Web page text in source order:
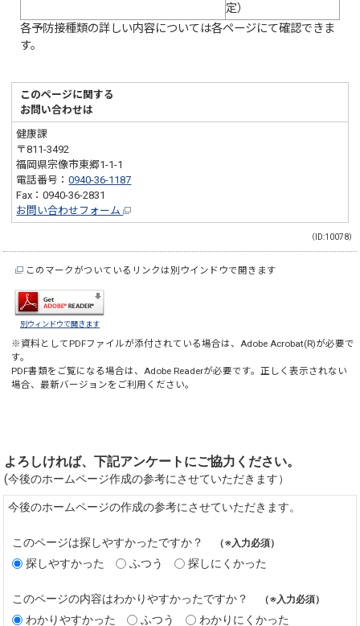
各予防接種類の詳しい内容については各ページにて確認できま
す。
定）
このページに関する
お問い合わせは
健康課
〒811-3492
福岡県宗像市東郷1-1-1
電話番号：0940-36-1187
Fax：0940-36-2831
お問い合わせフォーム
（ID:10078）
このマークがついているリンクは別ウインドウで開きます
別ウィンドウで開きます
※資料としてPDFファイルが添付されている場合は、 Adobe Acrobat(R)が必要で
す。
PDF書類をご覧になる場合は、 Adobe Readerが必要です。正しく表示されない
場合、最新バージョンをご利用ください。